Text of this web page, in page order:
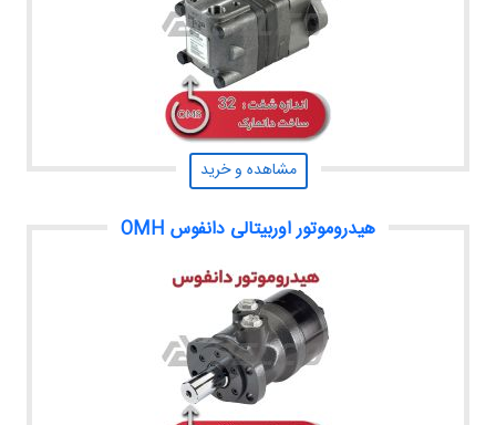
مشاهده و خرید
هیدروموتور اوربیتالی دانفوس OMH